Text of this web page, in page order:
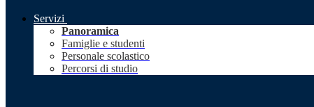
Servizi
Panoramica
Famiglie e studenti
Personale scolastico
Percorsi di studio